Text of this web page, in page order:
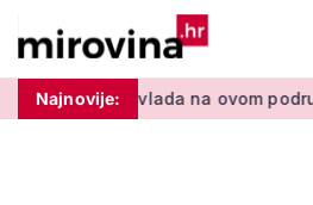
Najnovije:vlada na ovom području